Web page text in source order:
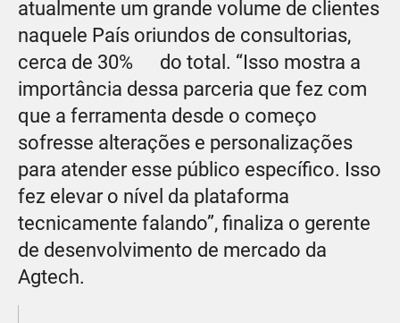
atualmente um grande volume de clientes
naquele País oriundos de consultorias,
cerca de 30% do total. “Isso mostra a
importância dessa parceria que fez com
que a ferramenta desde o começo
sofresse alterações e personalizações
para atender esse público específico. Isso
fez elevar o nível da plataforma
tecnicamente falando”, finaliza o gerente
de desenvolvimento de mercado da
Agtech.